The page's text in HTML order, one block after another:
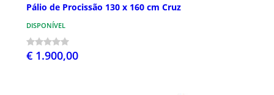
Pálio de Procissão 130 x 160 cm Cruz
DISPONÍVEL
€ 1.900,00